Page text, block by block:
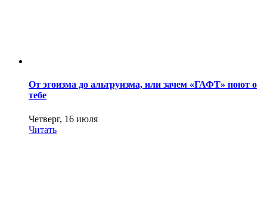
От эгоизма до альтруизма, или зачем «ГАФТ» поют о
тебе
Четверг, 16 июля
Читать